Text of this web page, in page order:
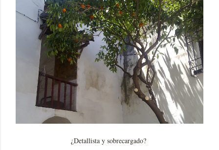
¿Detallista y sobrecargado?